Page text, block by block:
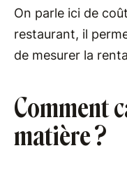
On parle ici de
restaurant, il
de mesurer la
Comment
matière ?